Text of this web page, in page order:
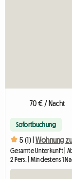
70 € / Nacht
Sofortbuchung
5 (1) | Wohnung
Gesamte Unterkunft |
2 Pers. | Mindestens 1